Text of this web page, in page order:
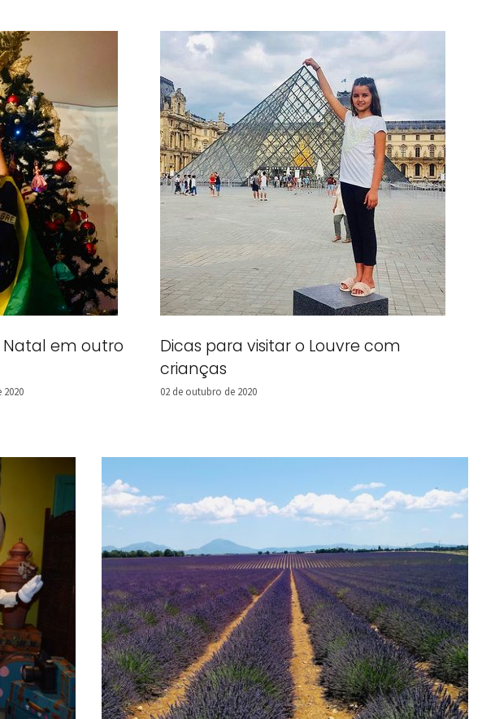
em outro
Dicas para visitar o Louvre com
crianças
02 de outubro de 2020